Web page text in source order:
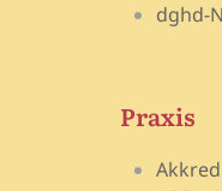
dghd-
Praxis